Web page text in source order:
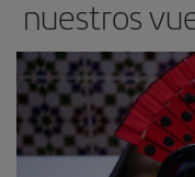
nuestros